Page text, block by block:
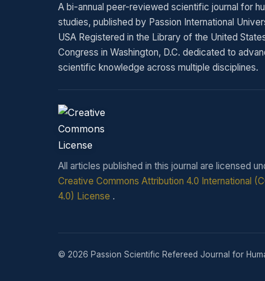
A bi-annual peer-reviewed scientific journal for
studies, published by Passion International
USA Registered in the Library of the United
Congress in Washington, D.C. dedicated to
scientific knowledge across multiple disciplines.
All articles published in this journal are licensed
Creative Commons Attribution 4.0 International
4.0) License .
© 2026 Passion Scientific Refereed Journal for